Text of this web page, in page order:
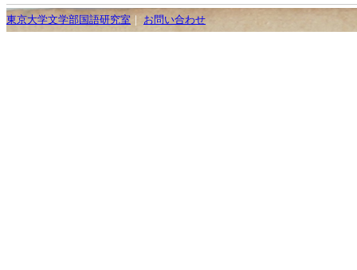
東京大学文学部国語研究室 お問い合わせ